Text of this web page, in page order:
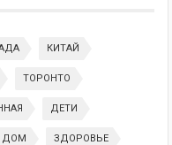
КИТАЙ
ТОРОНТО
ДЕТИ
ДОМ ЗДОРОВЬЕ